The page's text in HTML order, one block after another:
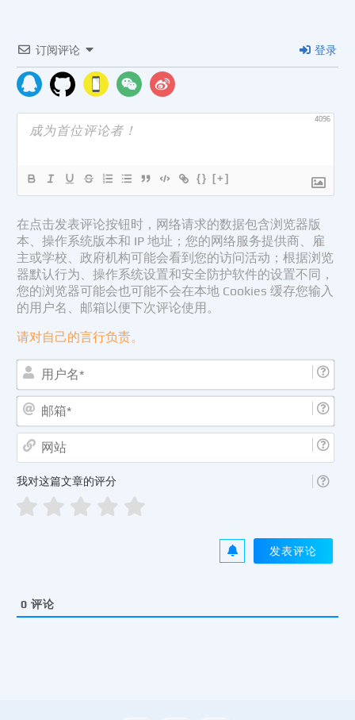
订阅评论 登录
4096
{} [+]
在点击发表评论按钮时，网络请求的数据包含浏览器版
本、操作系统版本和 IP 地址；您的网络服务提供商、雇
主或学校、政府机构可能会看到您的访问活动；根据浏览
器默认行为、操作系统设置和安全防护软件的设置不同，
您的浏览器可能会也可能不会在本地 Cookies 缓存您输入
的用户名、邮箱以便下次评论使用。
请对自己的言行负责。
用
名
邮
*
我对这篇文章的评分
0 评论